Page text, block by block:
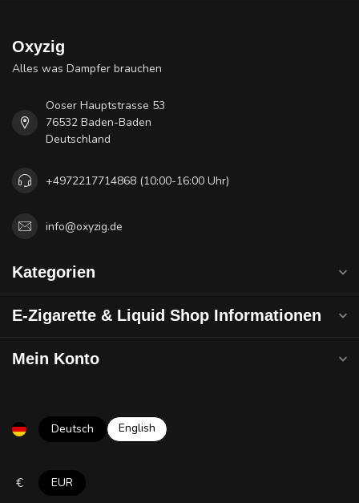
Oxyzig
Alles was Dampfer brauchen
Ooser Hauptstrasse 53
76532 Baden-Baden
Deutschland
+4972217714868 (10:00-16:00 Uhr)
info@oxyzig.de
Kategorien
E-Zigarette & Liquid Shop Informationen
Mein Konto
Deutsch English
€ EUR